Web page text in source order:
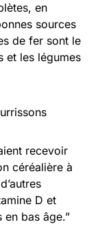
en
sources
de fer sont le
et les légumes
recevoir
céréalière à
D et
bas âge.”